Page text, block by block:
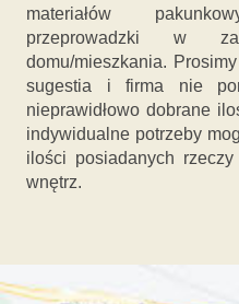
materiałów
przeprowadzki w
domu/mieszkania.
sugestia i firma nie
nieprawidłowo dobrane
indywidualne potrzeby
ilości posiadanych
wnętrz.